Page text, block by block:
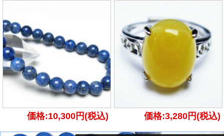
価格:10,300円(税込) 価格:3,280円(税込)